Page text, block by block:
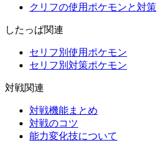
クリフの使用ポケモンと対策
したっぱ関連
セリフ別使用ポケモン
セリフ別対策ポケモン
対戦関連
対戦機能まとめ
対戦のコツ
能力変化技について